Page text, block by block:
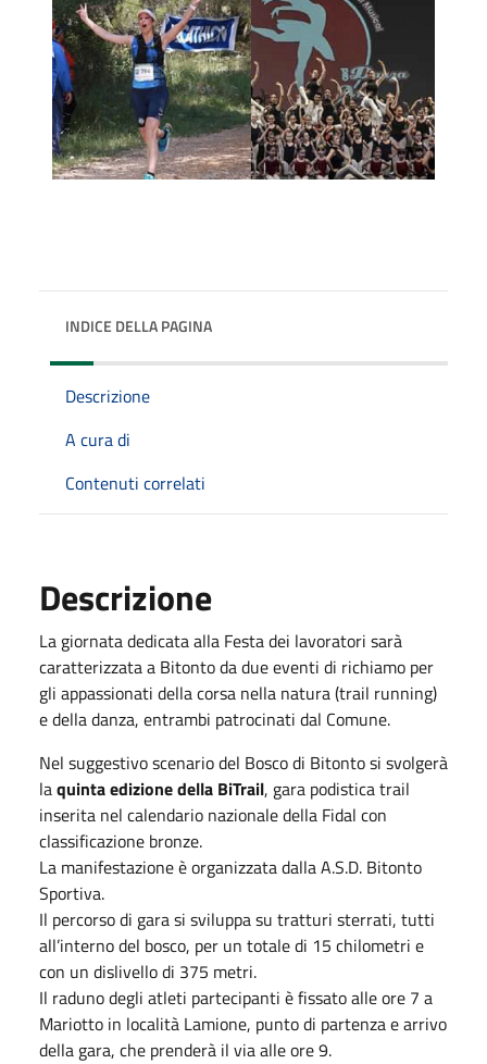
INDICE DELLA PAGINA
Descrizione
A cura di
Contenuti correlati
Descrizione
La giornata dedicata alla Festa dei lavoratori sarà
caratterizzata a Bitonto da due eventi di richiamo per
gli appassionati della corsa nella natura (trail running)
e della danza, entrambi patrocinati dal Comune.
Nel suggestivo scenario del Bosco di Bitonto si svolgerà
laquinta edizione della BiTrail, gara podistica trail
inserita nel calendario nazionale della Fidal con
classificazione bronze.
La manifestazione è organizzata dalla A.S.D. Bitonto
Sportiva.
Il percorso di gara si sviluppa su tratturi sterrati, tutti
all’interno del bosco, per un totale di 15 chilometri e
con un dislivello di 375 metri.
Il raduno degli atleti partecipanti è fissato alle ore 7 a
Mariotto in località Lamione, punto di partenza e arrivo
della gara, che prenderà il via alle ore 9.